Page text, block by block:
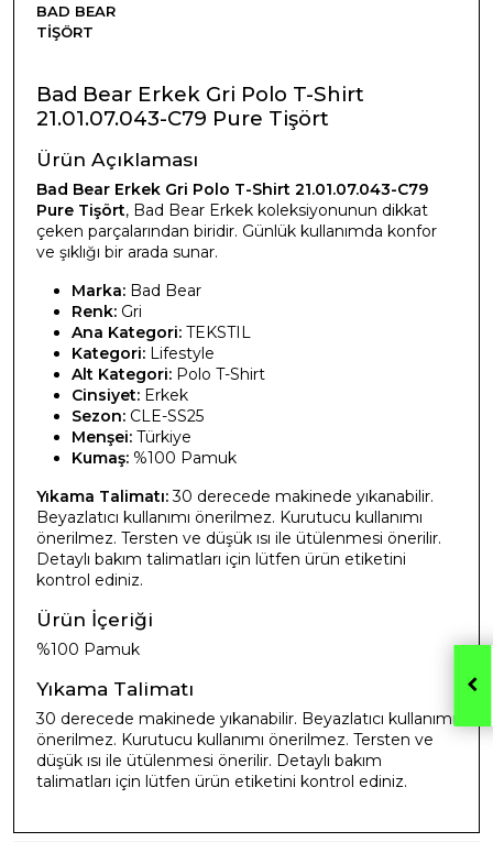
BAD BEAR
TIŞÖRT
Bad Bear Erkek Gri Polo T-Shirt
21.01.07.043-C79 Pure Tişört
Ürün Açıklaması
Bad Bear Erkek Gri Polo T-Shirt 21.01.07.043-C79
Pure Tişört, Bad Bear Erkek koleksiyonunun dikkat
çeken parçalarından biridir. Günlük kullanımda konfor
ve şıklığı bir arada sunar.
Marka: Bad Bear
Renk: Gri
Ana Kategori: TEKSTIL
Kategori: Lifestyle
Alt Kategori: Polo T-Shirt
Cinsiyet: Erkek
Sezon: CLE-SS25
Menşei: Türkiye
Kumaş: %100 Pamuk
Yıkama Talimatı:30 derecede makinede yıkanabilir.
Beyazlatıcı kullanımı önerilmez. Kurutucu kullanımı
önerilmez. Tersten ve düşük ısı ile ütülenmesi önerilir.
Detaylı bakım talimatları için lütfen ürün etiketini
kontrol ediniz.
Ürün İçeriği
%100 Pamuk
Yıkama Talimatı
30 derecede makinede yıkanabilir. Beyazlatıcı kullanımı
önerilmez. Kurutucu kullanımı önerilmez. Tersten ve
düşük ısı ile ütülenmesi önerilir. Detaylı bakım
talimatları için lütfen ürün etiketini kontrol ediniz.